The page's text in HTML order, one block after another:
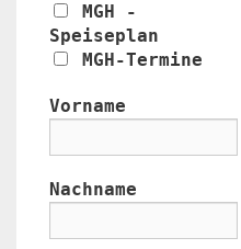
MGH -
Speiseplan
MGH-Termine
Vorname
Nachname